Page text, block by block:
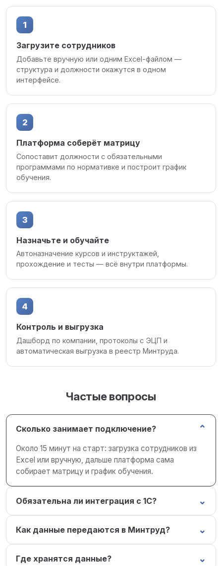
1
Загрузите сотрудников
Добавьте вручную или одним Excel-файлом —
структура и должности окажутся в одном
интерфейсе.
2
Платформа соберёт матрицу
Сопоставит должности с обязательными
программами по нормативке и построит график
обучения.
3
Назначьте и обучайте
Автоназначение курсов и инструктажей,
прохождение и тесты — всё внутри платформы.
4
Контроль и выгрузка
Дашборд по компании, протоколы с ЭЦП и
автоматическая выгрузка в реестр Минтруда.
Частые вопросы
Сколько занимает подключение? ⌄
Около 15 минут на старт: загрузка сотрудников из
Excel или вручную, дальше платформа сама
собирает матрицу и график обучения.
Обязательна ли интеграция с 1С? ⌄
Как данные передаются в Минтруд? ⌄
Где хранятся данные? ⌄